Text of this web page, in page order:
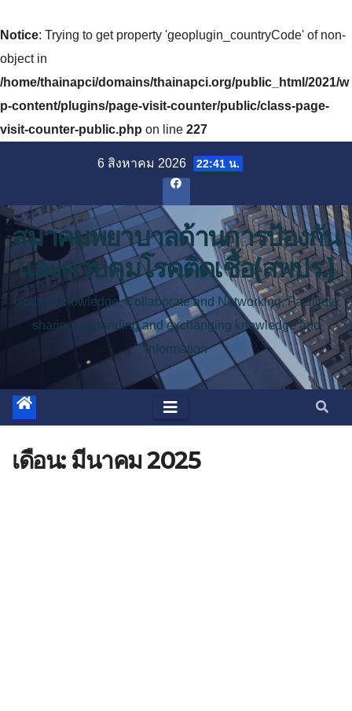
Notice: Trying to get property 'geoplugin_countryCode' of non-
object in
/home/thainapci/domains/thainapci.org/public_html/2021/w
p-content/plugins/page-visit-counter/public/class-page-
visit-counter-public.php on line 227
6 สิงหาคม 2026 22:41 น.
สมาคมพยาบาลด้านการป้องกัน
และควบคุมโรคติดเชื้อ(สพปร.)
Update knowledge, Collaborate and Networking, Facilitate
sharing, expanding and exchanging knowledge and
information
เดือน:มีนาคม 2025